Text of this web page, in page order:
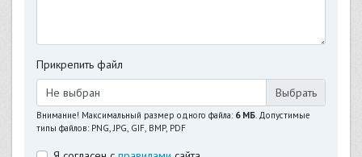
Прикрепить файл
Не выбран
Внимание! Максимальный размер одного файла: 6 МБ. Допустимые
типы файлов: PNG, JPG, GIF, BMP, PDF